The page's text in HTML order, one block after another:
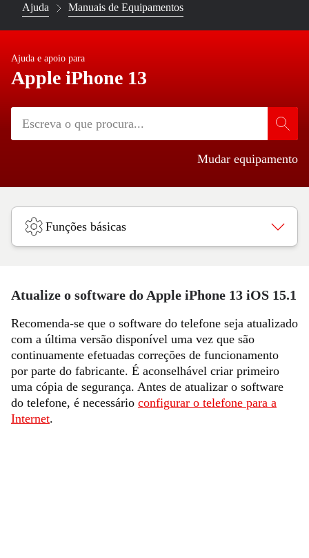
Ajuda Manuais de Equipamentos
Ajuda e apoio para
Apple iPhone 13
Mudar equipamento
Funções básicas
Atualize o software do Apple iPhone 13 iOS 15.1
Recomenda-se que o software do telefone seja atualizado
com a última versão disponível uma vez que são
continuamente efetuadas correções de funcionamento
por parte do fabricante. É aconselhável criar primeiro
uma cópia de segurança. Antes de atualizar o software
do telefone, é necessário configurar o telefone para a
Internet.